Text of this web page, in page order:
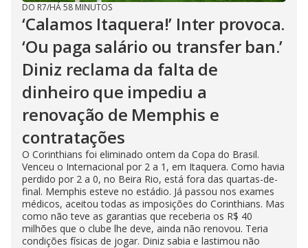
DO R7/HÁ 58 MINUTOS
‘Calamos Itaquera!’ Inter provoca.
‘Ou paga salário ou transfer ban.’
Diniz reclama da falta de
dinheiro que impediu a
renovação de Memphis e
contratações
O Corinthians foi eliminado ontem da Copa do Brasil.
Venceu o Internacional por 2 a 1, em Itaquera. Como havia
perdido por 2 a 0, no Beira Rio, está fora das quartas-de-
final. Memphis esteve no estádio. Já passou nos exames
médicos, aceitou todas as imposições do Corinthians. Mas
como não teve as garantias que receberia os R$ 40
milhões que o clube lhe deve, ainda não renovou. Teria
condições físicas de jogar. Diniz sabia e lastimou não